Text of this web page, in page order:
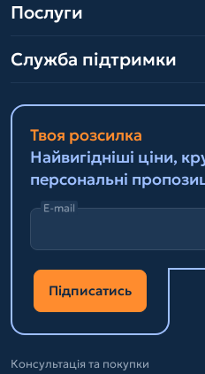
Послуги
Служба підтримки
Твоя розсилка
Найвигідніші ціни,
персональні
E-mail
Підписатись
Консультація та покупки